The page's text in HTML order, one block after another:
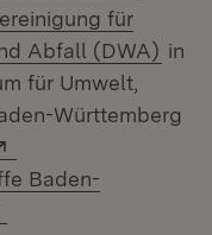
für
Abfall (DWA) in
für Umwelt,
Württemberg
Baden-
in neuem Fenster)